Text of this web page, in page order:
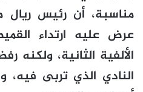
مناسبة، أن رئيس ريال
عرض عليه ارتداء
الألفية الثانية،
النادي الذي تربى